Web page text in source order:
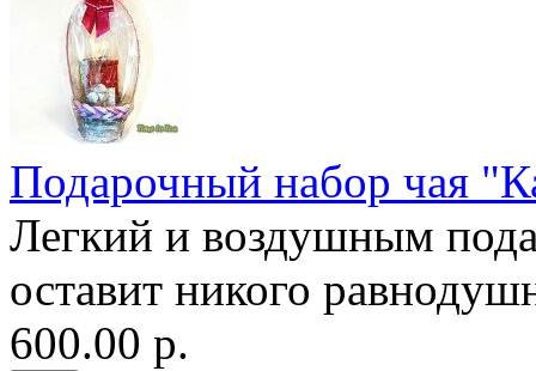
Подарочный набор чая
Легкий и воздушным
оставит никого
600.00 р.